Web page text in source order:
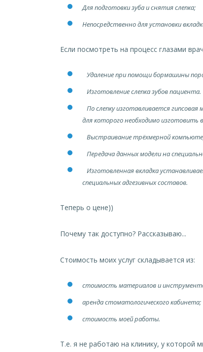
Для подготовки зуба и снятия слепка;
Непосредственно для установки
Если посмотреть на процесс глазами
Удаление при помощи бормашины
Изготовление слепка зубов пациента.
По слепку изготавливается
для которого необходимо изготовить
Выстраивание трёхмерной
Передача данных модели на
Изготовленная вкладка
специальных адгезивных составов.
Теперь о цене))
Почему так доступно? Рассказываю...
Стоимость моих услуг складывается из:
стоимость материалов и
аренда стоматологического кабинета;
стоимость моей работы.
Т.е. я не работаю на клинику, у которой